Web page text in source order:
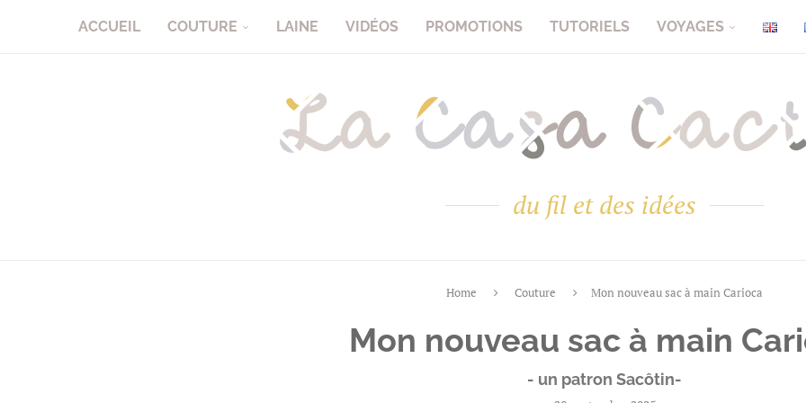
ACCUEIL COUTURE LAINE VIDÉOS PROMOTIONS TUTORIELS VOYAGES
du fil et des idées
Home Couture Mon nouveau sac à main Carioca
Mon nouveau sac à main
- un patron Sacôtin-